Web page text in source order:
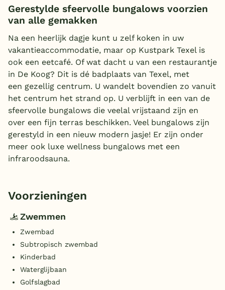
Gerestylde sfeervolle bungalows voorzien
van alle gemakken
Na een heerlijk dagje kunt u zelf koken in uw
vakantieaccommodatie, maar op Kustpark Texel is
ook een eetcafé. Of wat dacht u van een restaurantje
in De Koog? Dit is dé badplaats van Texel, met
een gezellig centrum. U wandelt bovendien zo vanuit
het centrum het strand op. U verblijft in een van de
sfeervolle bungalows die veelal vrijstaand zijn en
over een fijn terras beschikken. Veel bungalows zijn
gerestyld in een nieuw modern jasje! Er zijn onder
meer ook luxe wellness bungalows met een
infraroodsauna.
Voorzieningen
Zwemmen
Zwembad
Subtropisch zwembad
Kinderbad
Waterglijbaan
Golfslagbad